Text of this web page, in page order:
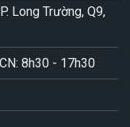
Long Trường, Q9,
8h30 - 17h30